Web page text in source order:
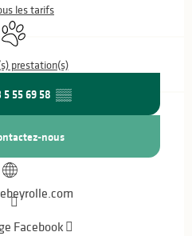
les tarifs
Animaux acceptés
prestation(s)
5 55 69 58 ▒▒
nous
Facebook